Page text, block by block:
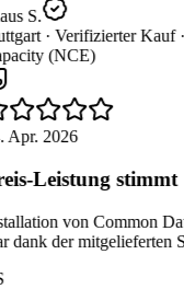
S.
· Verifizierter Kauf ·
(NCE)
Apr. 2026
Leistung stimmt
von Common
dank der mitgelieferten